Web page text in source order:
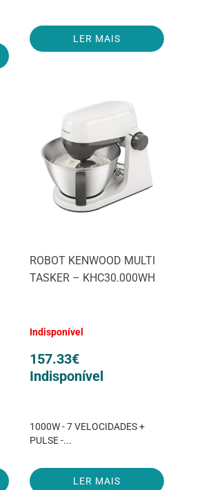
LER MAIS
ROBOT KENWOOD MULTI
TASKER – KHC30.000WH
Indisponível
157.33€
Indisponível
1000W - 7 VELOCIDADES +
PULSE -...
LER MAIS